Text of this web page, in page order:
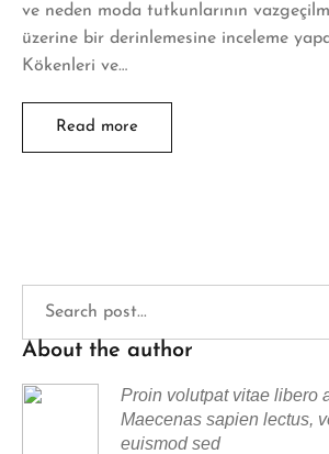
ve neden moda tutkunlarının
üzerine bir derinlemesine inceleme
Kökenleri ve…
Read more
About the author
Proin volutpat vitae libero
Maecenas sapien lectus,
euismod sed